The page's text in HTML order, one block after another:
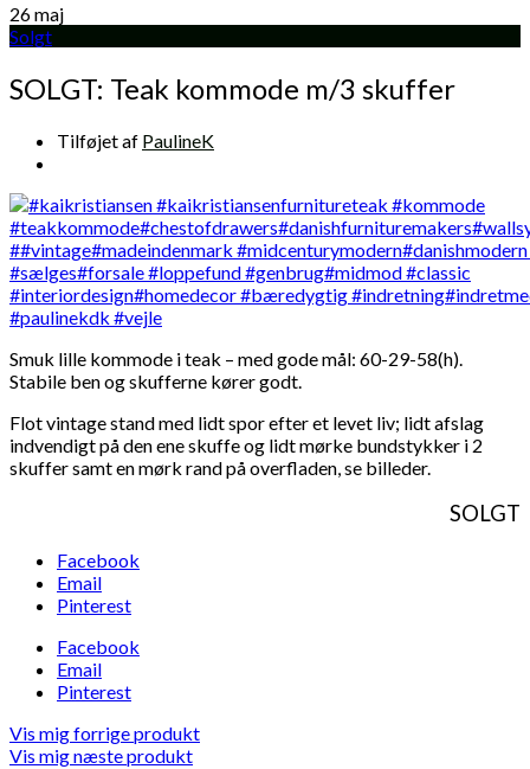
26maj
Solgt
SOLGT: Teak kommode m/3 skuffer
Tilføjet af PaulineK
Smuk lille kommode i teak – med gode mål: 60-29-58(h).
Stabile ben og skufferne kører godt.
Flot vintage stand med lidt spor efter et levet liv; lidt afslag
indvendigt på den ene skuffe og lidt mørke bundstykker i 2
skuffer samt en mørk rand på overfladen, se billeder.
SOLGT
Facebook
Email
Pinterest
Facebook
Email
Pinterest
Vis mig forrige produkt
Vis mig næste produkt